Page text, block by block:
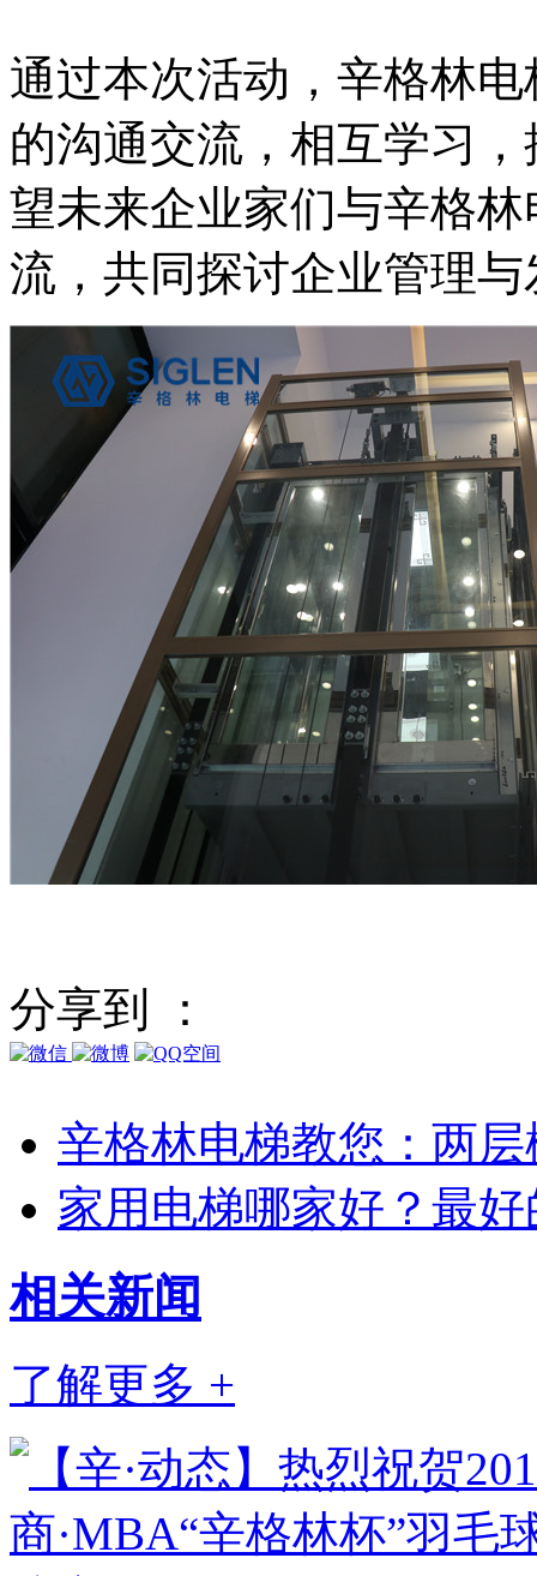
通过本次活动，辛格林
的沟通交流，相互学习
望未来企业家们与辛格
流，共同探讨企业管理
分享到 ：
辛格林电梯教您：两
家用电梯哪家好？最
相关新闻
了解更多 +